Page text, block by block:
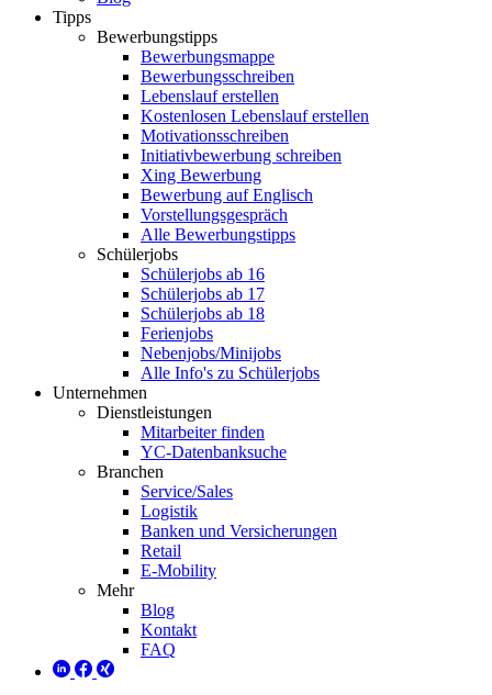
Tipps
Bewerbungstipps
Bewerbungsmappe
Bewerbungsschreiben
Lebenslauf erstellen
Kostenlosen Lebenslauf erstellen
Motivationsschreiben
Initiativbewerbung schreiben
Xing Bewerbung
Bewerbung auf Englisch
Vorstellungsgespräch
Alle Bewerbungstipps
Schülerjobs
Schülerjobs ab 16
Schülerjobs ab 17
Schülerjobs ab 18
Ferienjobs
Nebenjobs/Minijobs
Alle Info's zu Schülerjobs
Unternehmen
Dienstleistungen
Mitarbeiter finden
YC-Datenbanksuche
Branchen
Service/Sales
Logistik
Banken und Versicherungen
Retail
E-Mobility
Mehr
Blog
Kontakt
FAQ